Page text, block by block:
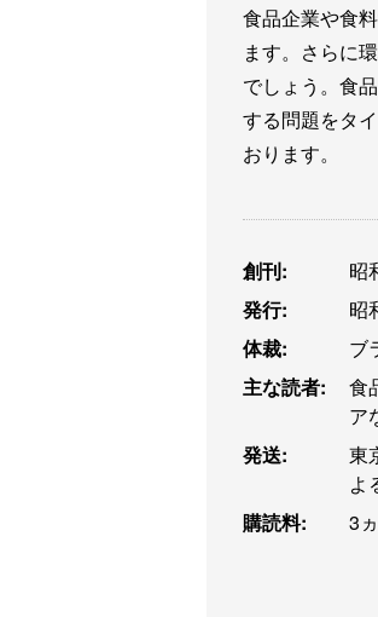
食品企業や食
ます。さらに
でしょう。食
する問題をタ
おります。
創刊:
昭
発行:
昭
体裁:
ブ
主な読者:
食
ア
発送:
東
よ
購読料:
3